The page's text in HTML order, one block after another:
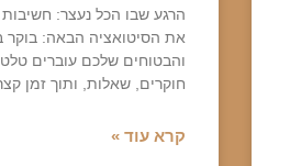
הרגע שבו הכל נעצר: חשיבות
את הסיטואציה הבאה: בוקר
והבטוחים שלכם עוברים
חוקרים, שאלות, ותוך זמן
קרא עוד »